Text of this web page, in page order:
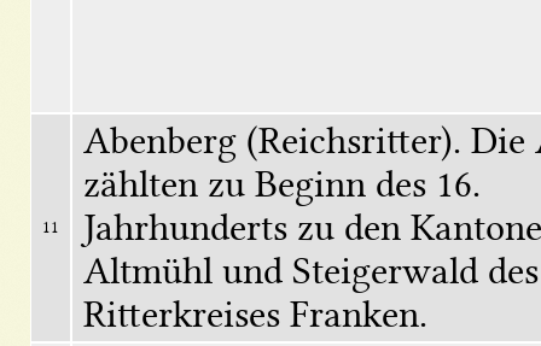
11
Abenberg (Reichsritter). Die
zählten zu Beginn des 16.
Jahrhunderts zu den
Altmühl und Steigerwald des
Ritterkreises Franken.